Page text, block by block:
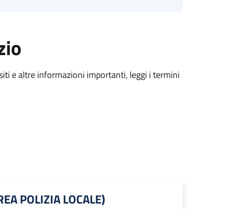
e altre informazioni importanti, leggi i termini
POLIZIA LOCALE)